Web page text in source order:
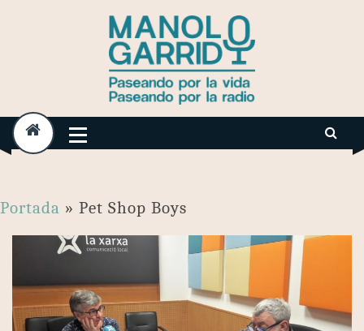
Portada » Pet Shop Boys